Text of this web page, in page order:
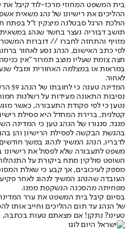
בית המשפט המחוזי מרכז-לוד קיבל את
ההליכים את רישיונו של נהג משאית
הולכת הרגל סבטלנה מיצקין ז"ל בפתח
תושב דבוריה נעצר בחשד שנהג
מזויף והתחזה לחברו // דוברות
לפי כתב האישום, הנהג נסע לאחור
חצה צומת שעליו מוצב תמרור "אין
במראות או במצלמה האחורית ומבלי
לאחור.
נסיבות התאונה מעידות על רשלנות
נטען כי לפי פקודת התעבורה, כאשר
קטלנית, ברירת המחדל היא פסילת
מנגד, סנגורו של הנהג טען כי המדינה
בהגשת הבקשה לפסילת הרישיון והן
לדבריו, הנהג המשיך לנהוג במשך
משפט לתעבורה שלא לפסול את רישיונו
השופט סולקין מתח ביקורת על
מספק לעיכובים, אך קבע כי שאלת
העובדה שהנהג המשיך לנהוג לאחר
מפחיתה מהסכנה הנשקפת ממנו.
בסיום קיבל בית המשפט את ערר המדינה
של הנהג עד תום ההליכים וחייב אותו
טעינו? נתקן! אם מצאתם טעות